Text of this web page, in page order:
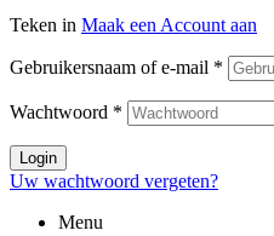
Teken in Maak een Account aan
Gebruikersnaam of e-mail *
Wachtwoord *
Login
Uw wachtwoord vergeten?
Menu